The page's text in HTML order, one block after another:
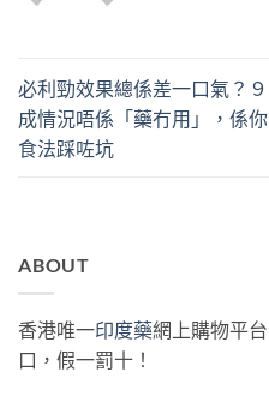
必利勁效果總係差一口氣？９
成情況唔係「藥冇用」，係你
食法踩咗坑
ABOUT
香港唯一印度藥網上購物平台
口，假一罰十！